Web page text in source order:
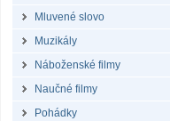
Mluvené slovo
Muzikály
Náboženské filmy
Naučné filmy
Pohádky